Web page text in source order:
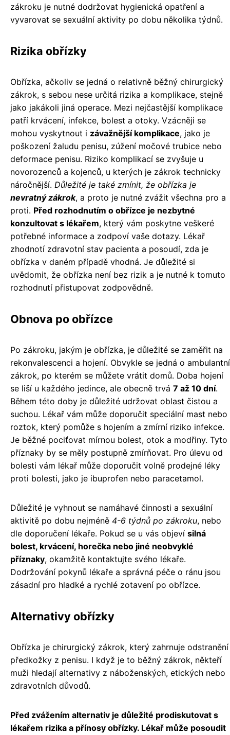
zákroku je nutné dodržovat hygienická opatření a
vyvarovat se sexuální aktivity po dobu několika týdnů.
Rizika obřízky
Obřízka, ačkoliv se jedná o relativně běžný chirurgický
zákrok, s sebou nese určitá rizika a komplikace, stejně
jako jakákoli jiná operace. Mezi nejčastější komplikace
patří krvácení, infekce, bolest a otoky. Vzácněji se
mohou vyskytnout i závažnější komplikace, jako je
poškození žaludu penisu, zúžení močové trubice nebo
deformace penisu. Riziko komplikací se zvyšuje u
novorozenců a kojenců, u kterých je zákrok technicky
náročnější. Důležité je také zmínit, že obřízka je
nevratný zákrok, a proto je nutné zvážit všechna pro a
proti. Před rozhodnutím o obřízce je nezbytné
konzultovat s lékařem, který vám poskytne veškeré
potřebné informace a zodpoví vaše dotazy. Lékař
zhodnotí zdravotní stav pacienta a posoudí, zda je
obřízka v daném případě vhodná. Je důležité si
uvědomit, že obřízka není bez rizik a je nutné k tomuto
rozhodnutí přistupovat zodpovědně.
Obnova po obřízce
Po zákroku, jakým je obřízka, je důležité se zaměřit na
rekonvalescenci a hojení. Obvykle se jedná o ambulantní
zákrok, po kterém se můžete vrátit domů. Doba hojení
se liší u každého jedince, ale obecně trvá 7 až 10 dní.
Během této doby je důležité udržovat oblast čistou a
suchou. Lékař vám může doporučit speciální mast nebo
roztok, který pomůže s hojením a zmírní riziko infekce.
Je běžné pociťovat mírnou bolest, otok a modřiny. Tyto
příznaky by se měly postupně zmírňovat. Pro úlevu od
bolesti vám lékař může doporučit volně prodejné léky
proti bolesti, jako je ibuprofen nebo paracetamol.
Důležité je vyhnout se namáhavé činnosti a sexuální
aktivitě po dobu nejméně 4-6 týdnů po zákroku, nebo
dle doporučení lékaře. Pokud se u vás objeví silná
bolest, krvácení, horečka nebo jiné neobvyklé
příznaky, okamžitě kontaktujte svého lékaře.
Dodržování pokynů lékaře a správná péče o ránu jsou
zásadní pro hladké a rychlé zotavení po obřízce.
Alternativy obřízky
Obřízka je chirurgický zákrok, který zahrnuje odstranění
předkožky z penisu. I když je to běžný zákrok, někteří
muži hledají alternativy z náboženských, etických nebo
zdravotních důvodů.
Před zvážením alternativ je důležité prodiskutovat s
lékařem rizika a přínosy obřízky. Lékař může posoudit